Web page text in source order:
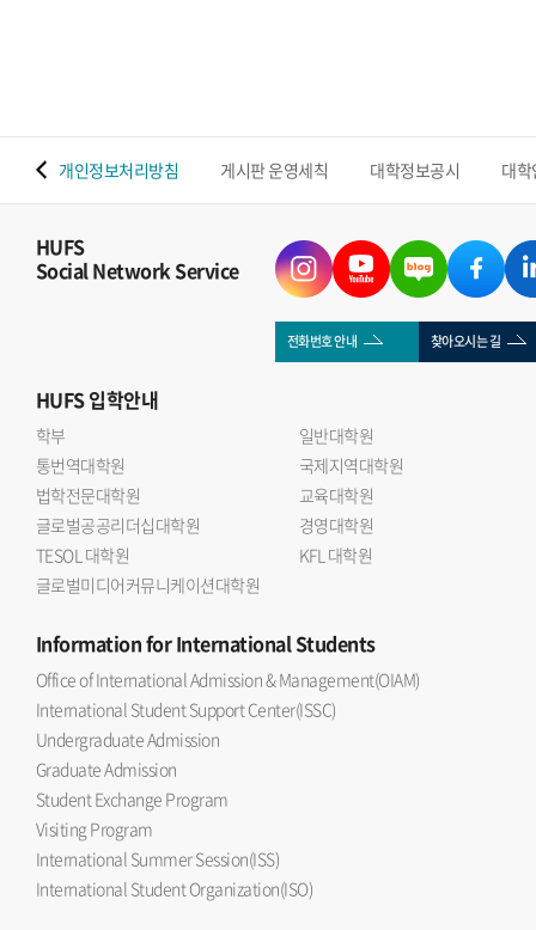
하나의 가치(김민석 선한영향실천센터장)를 주제로 강연을
진행하며 금융산업과 글로벌 투자 환경에 대한 다양한 시각을
공유했다.이어 국제관계연구회 이승우 회장(인도어과 23)은
연구회의 비전과 주요 학술 활동을 소개했으며, 학생들은 강연
이후 질의응답을 통해 국제관계와 금융시장의 연관성, 글로벌
자본의 역할 등에 대해 의견을 나누는 시간을 가졌다.
국제관계연구회 이승우 회장(인도어 23)은 자본과 금융의
흐름은 국제관계 연구에서 빼놓을 수 없는 중요한 주제 라며
이번 세미나를 통해 학회원들이 대체투자 산업에 대한 이해를
넓히고 보다 다차원적인 분석 역량을 기를 수 있는 계기가
되었다 고 소감을 밝혔다.
개인정보처리방침 게시판 운영세칙 대학정보공시 대
HUFS
Social Network Service
전화번호 안내 찾아오시는 길
HUFS입학안내
학부
일반대학원
통번역대학원
국제지역대학원
법학전문대학원
교육대학원
글로벌공공리더십대학원
경영대학원
TESOL 대학원
KFL 대학원
글로벌미디어커뮤니케이션대학원
Informationfor International Students
Office of International Admission & Management(OIAM)
International Student Support Center(ISSC)
Undergraduate Admission
Graduate Admission
Student Exchange Program
Visiting Program
International Summer Session(ISS)
International Student Organization(ISO)